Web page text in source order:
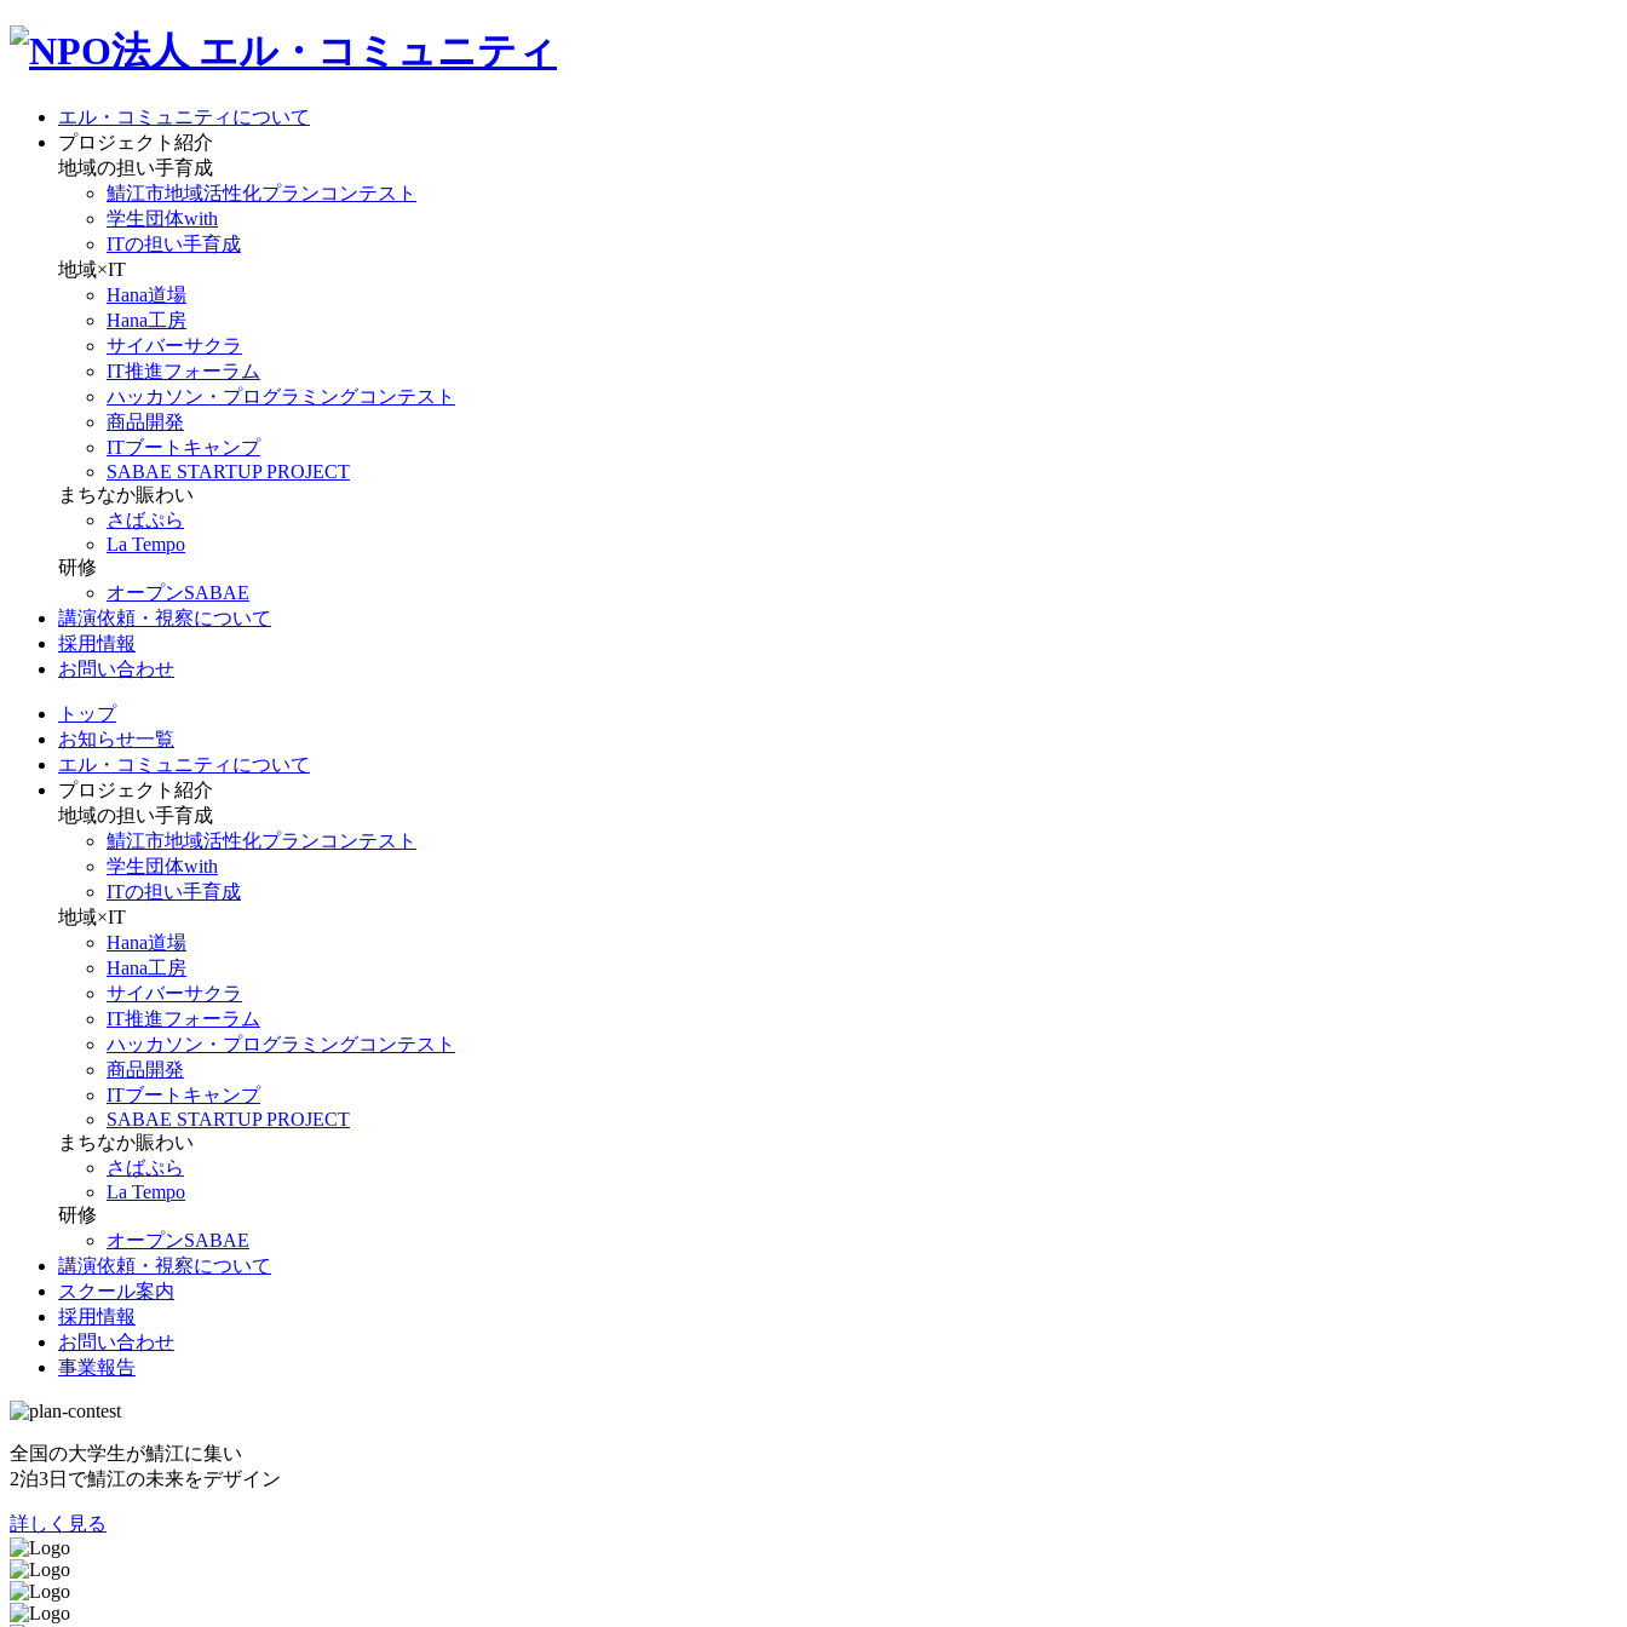
エル・コミュニティについて
プロジェクト紹介
地域の担い手育成
鯖江市地域活性化プランコンテスト
学生団体with
ITの担い手育成
地域×IT
Hana道場
Hana工房
サイバーサクラ
IT推進フォーラム
ハッカソン・プログラミングコンテスト
商品開発
ITブートキャンプ
SABAE STARTUP PROJECT
まちなか賑わい
さばぷら
La Tempo
研修
オープンSABAE
講演依頼・視察について
採用情報
お問い合わせ
トップ
お知らせ一覧
エル・コミュニティについて
プロジェクト紹介
地域の担い手育成
鯖江市地域活性化プランコンテスト
学生団体with
ITの担い手育成
地域×IT
Hana道場
Hana工房
サイバーサクラ
IT推進フォーラム
ハッカソン・プログラミングコンテスト
商品開発
ITブートキャンプ
SABAE STARTUP PROJECT
まちなか賑わい
さばぷら
La Tempo
研修
オープンSABAE
講演依頼・視察について
スクール案内
採用情報
お問い合わせ
事業報告
全国の大学生が鯖江に集い
2泊3日で鯖江の未来をデザイン
詳しく見る